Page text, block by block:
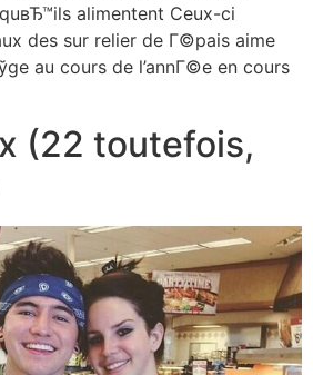
alimentent Ceux-ci
des sur relier de Г©pais aime
au cours de l’annГ©e en cours
(22 toutefois,